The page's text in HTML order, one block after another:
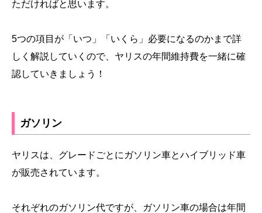
ただければと思います。
5つの項目が「いつ」「いくら」必要になるのかまで詳
しく解説していくので、ヤリスの年間維持費を一緒に確
認していきましょう！
ガソリン
ヤリスは、グレードごとにガソリン車とハイブリッド車
が販売されています。
それぞれのガソリン代ですが、ガソリン車の場合は年間